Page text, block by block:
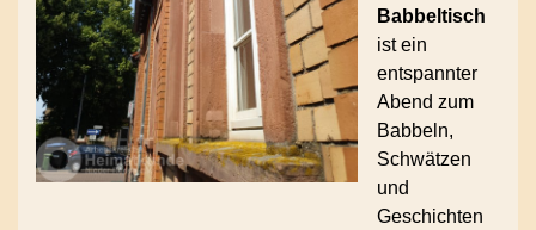
Babbeltisch
ist ein
entspannter
Abend zum
Babbeln,
Schwätzen
und
Geschichten